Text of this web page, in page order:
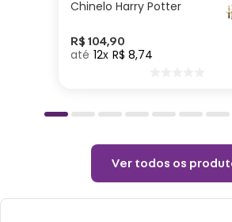
Altura: 10cm| Largura: 12cm|
350ml
Cuidados e recomendações
Lavar com água, esponja
Chinelo Harry Potter
R$ 104,90
12 R$ 8,74
Ver todos os